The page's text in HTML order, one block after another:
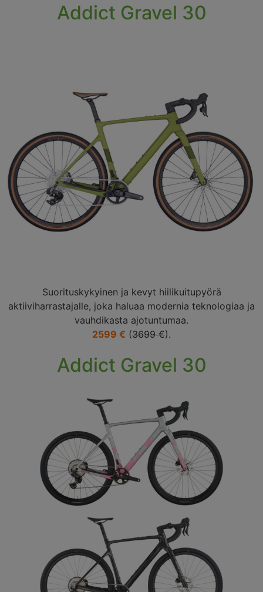
Addict Gravel 30
Suorituskykyinen ja kevyt hiilikuitupyörä
aktiiviharrastajalle, joka haluaa modernia teknologiaa ja
vauhdikasta ajotuntumaa.
2599 € (3699 €).
Addict Gravel 30